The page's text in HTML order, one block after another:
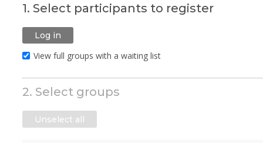
1. Select participants to register
Log in
View full groups with a waiting list
2. Select groups
Unselect all